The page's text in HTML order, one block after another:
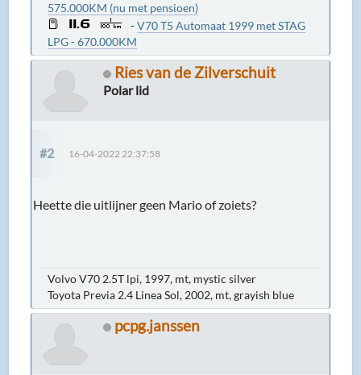
575.000KM (nu met pensioen)
-V70 T5 Automaat 1999 met STAG
LPG - 670.000KM
Ries van de Zilverschuit
Polar lid
#2 16-04-2022 22:37:58
Heette die uitlijner geen Mario of zoiets?
Volvo V70 2.5T lpi, 1997, mt, mystic silver
Toyota Previa 2.4 Linea Sol, 2002, mt, grayish blue
pcpg.janssen